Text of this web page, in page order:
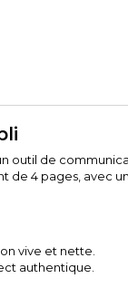
outil de
de 4 pages, avec
vive et nette.
authentique.